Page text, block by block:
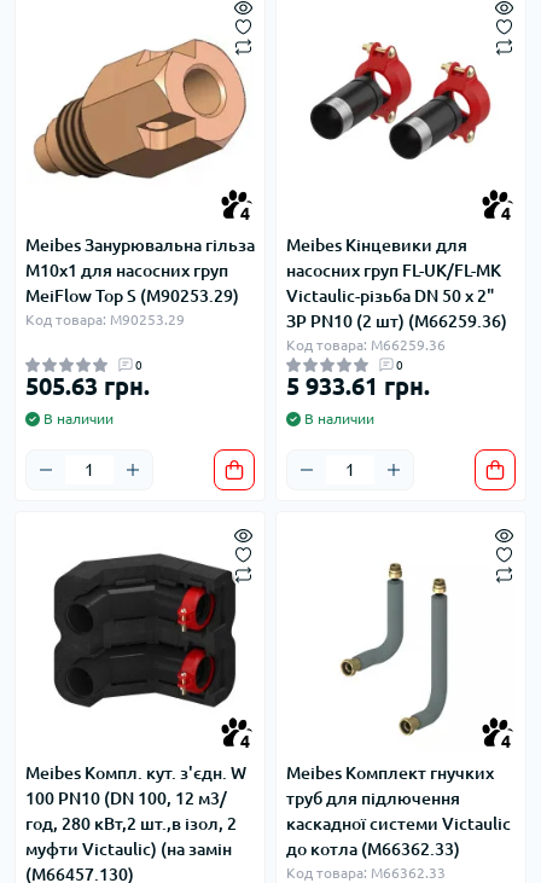
4
Meibes Занурювальна гільза
M10x1 для насосних груп
MeiFlow Top S (M90253.29)
Код товара: M90253.29
0
505.63 грн.
В наличии
4
Meibes Кінцевики для
насосних груп FL-UK/FL-MK
Victaulic-різьба DN 50 x 2"
ЗР PN10 (2 шт) (M66259.36)
Код товара: M66259.36
0
5 933.61 грн.
В наличии
4
Meibes Компл. кут. з'єдн. W
100 PN10 (DN 100, 12 м3/
год, 280 кВт,2 шт.,в ізол, 2
муфти Victaulic) (на замін
(M66457.130)
4
Meibes Комплект гнучких
труб для підлючення
каскадної системи Victaulic
до котла (M66362.33)
Код товара: M66362.33